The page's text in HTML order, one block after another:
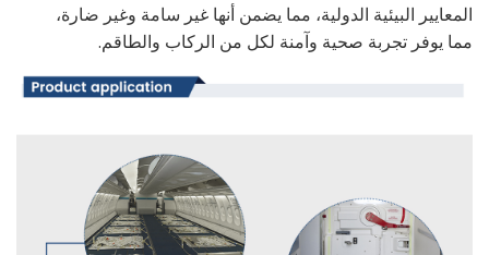
المعايير البيئية الدولية، مما يضمن أنها غير سامة وغير ضارة،
مما يوفر تجربة صحية وآمنة لكل من الركاب والطاقم.